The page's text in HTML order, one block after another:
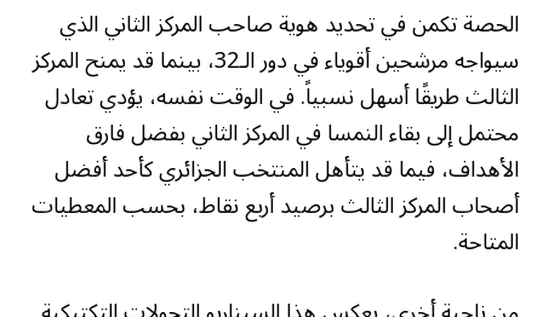
الحصة تكمن في تحديد هوية صاحب المركز الثاني الذي
سيواجه مرشحين أقوياء في دور الـ32، بينما قد يمنح المركز
الثالث طريقًا أسهل نسبياً. في الوقت نفسه، يؤدي تعادل
محتمل إلى بقاء النمسا في المركز الثاني بفضل فارق
الأهداف، فيما قد يتأهل المنتخب الجزائري كأحد أفضل
أصحاب المركز الثالث برصيد أربع نقاط، بحسب المعطيات
المتاحة.